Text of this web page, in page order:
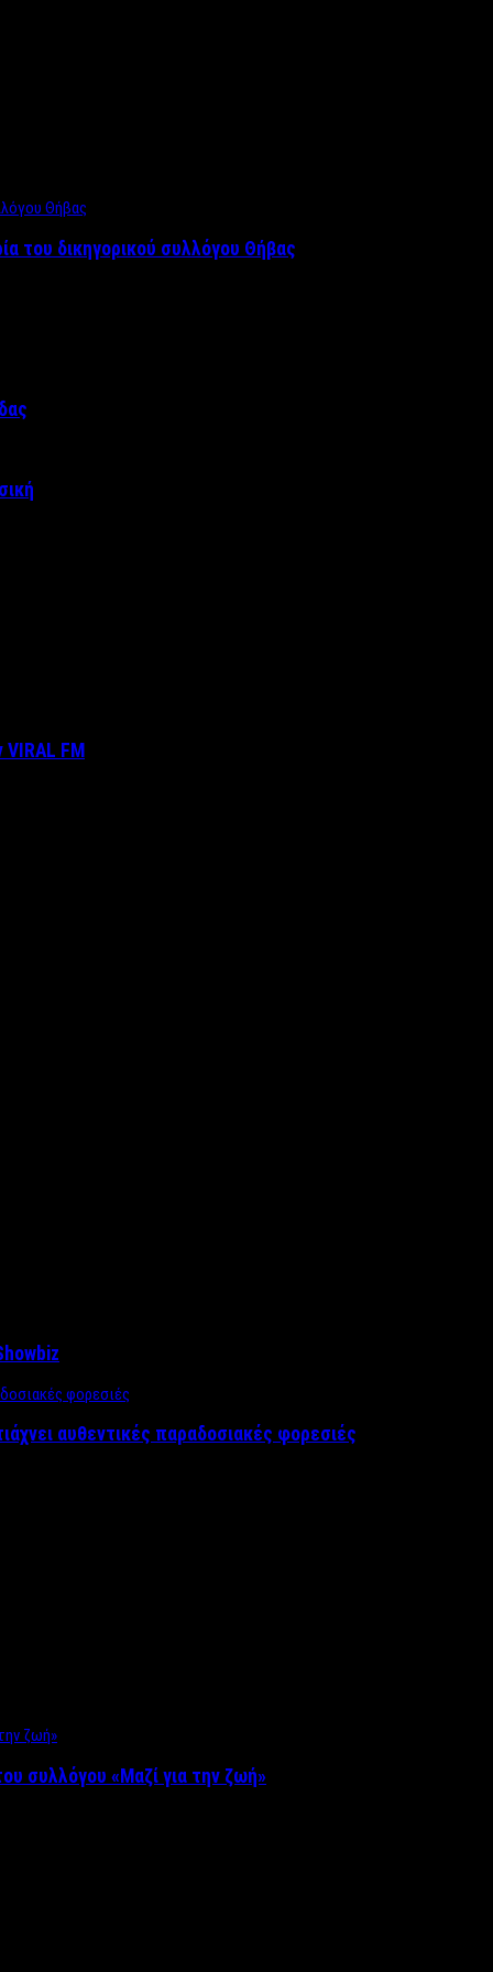
του δικηγορικού συλλόγου Θήβας
FM
αυθεντικές παραδοσιακές φορεσιές
συλλόγου «Μαζί για την ζωή»